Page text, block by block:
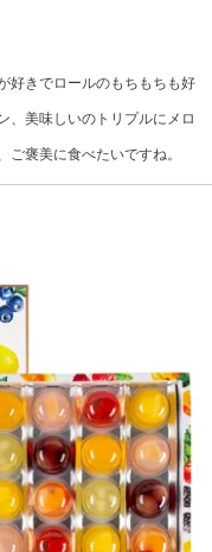
好きでロールのもちもちも好
、美味しいのトリプルにメロ
ご褒美に食べたいですね。